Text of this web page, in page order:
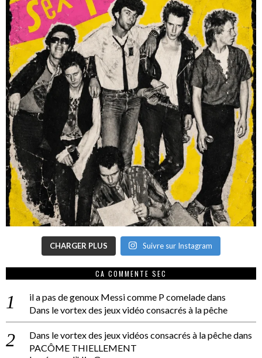
CHARGER PLUS Suivre sur Instagram
CA COMMENTE SEC
il a pas de genoux Messi comme P comeladedans
Dans le vortex des jeux vidéo consacrés à la pêche
Dans le vortex des jeux vidéos consacrés à la pêchedans
PACÔME THIELLEMENT